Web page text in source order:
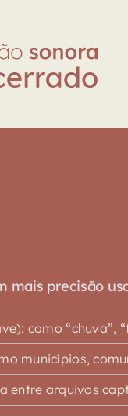
mais precisão
como “chuva”,
municípios,
entre arquivos